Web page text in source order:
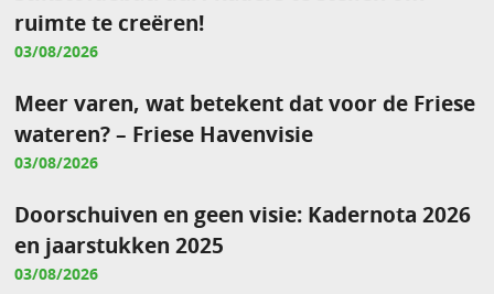
ruimte te creëren!
03/08/2026
Meer varen, wat betekent dat voor de Friese
wateren? – Friese Havenvisie
03/08/2026
Doorschuiven en geen visie: Kadernota 2026
en jaarstukken 2025
03/08/2026